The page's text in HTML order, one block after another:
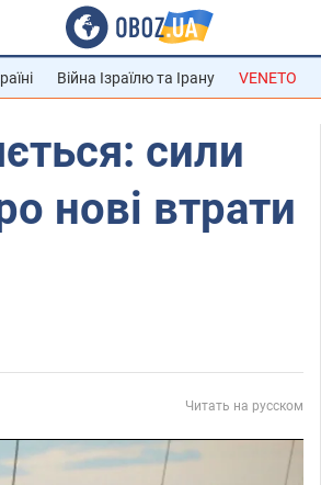
Війна Ізраїлю та Ірану VENETO
сили
нові втрати
Читать на русском